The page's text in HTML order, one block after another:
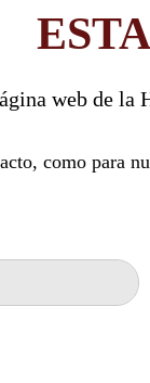
web de la
como para